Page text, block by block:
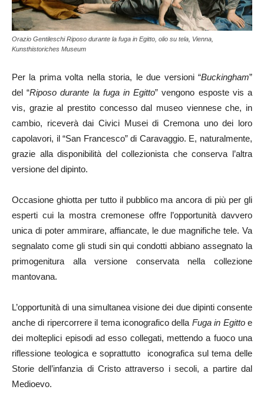
Orazio Gentileschi Riposo durante la fuga in Egitto, olio su tela, Vienna,
Kunsthistoriches Museum
Per la prima volta nella storia, le due versioni “Buckingham”
del “Riposo durante la fuga in Egitto” vengono esposte vis a
vis, grazie al prestito concesso dal museo viennese che, in
cambio, riceverà dai Civici Musei di Cremona uno dei loro
capolavori, il “San Francesco” di Caravaggio. E, naturalmente,
grazie alla disponibilità del collezionista che conserva l’altra
versione del dipinto.
Occasione ghiotta per tutto il pubblico ma ancora di più per gli
esperti cui la mostra cremonese offre l’opportunità davvero
unica di poter ammirare, affiancate, le due magnifiche tele. Va
segnalato come gli studi sin qui condotti abbiano assegnato la
primogenitura alla versione conservata nella collezione
mantovana.
L’opportunità di una simultanea visione dei due dipinti consente
anche di ripercorrere il tema iconografico della Fuga in Egittoe
dei molteplici episodi ad esso collegati, mettendo a fuoco una
riflessione teologica e soprattutto iconografica sul tema delle
Storie dell’infanzia di Cristo attraverso i secoli, a partire dal
Medioevo.